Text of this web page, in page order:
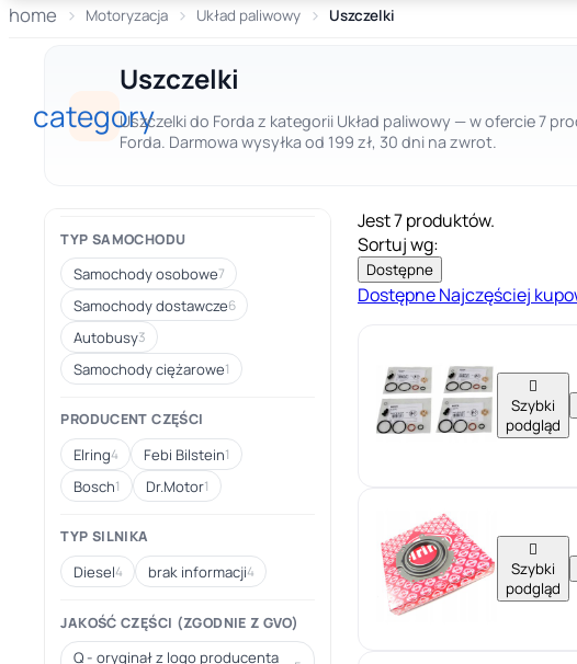
home Motoryzacja Układ paliwowy Uszczelki
category
Uszczelki
Uszczelki do Forda z kategorii Układ paliwowy — w ofercie 7
Forda. Darmowa wysyłka od 199 zł, 30 dni na zwrot.
TYP SAMOCHODU
Samochody osobowe7
Samochody dostawcze6
Autobusy3
Samochody ciężarowe1
PRODUCENT CZĘŚCI
Elring4 Febi Bilstein1
Bosch1 Dr.Motor1
TYP SILNIKA
Diesel4 brak informacji4
JAKOŚĆ CZĘŚCI (ZGODNIE Z GVO)
Q - oryginał z logo producenta
Jest 7 produktów.
Sortuj wg:
Dostępne
DostępneNajczęściej

Szybki
podgląd

Szybki
podgląd